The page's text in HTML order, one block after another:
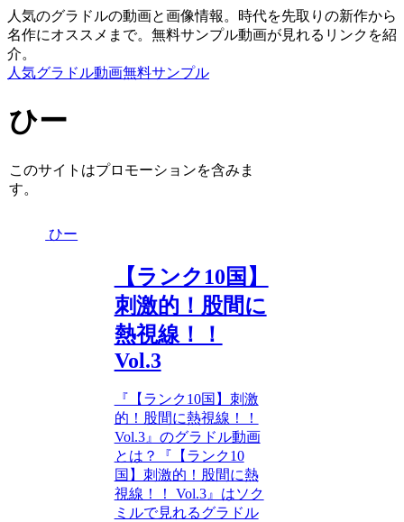
人気のグラドルの動画と画像情報。時代を先取りの新作から
名作にオススメまで。無料サンプル動画が見れるリンクを紹
介。
人気グラドル動画無料サンプル
ひー
このサイトはプロモーションを含みま
す。
ひー
【ランク10国】
刺激的！股間に
熱視線！！
Vol.3
『【ランク10国】刺激
的！股間に熱視線！！
Vol.3』のグラドル動画
とは？『【ランク10
国】刺激的！股間に熱
視線！！ Vol.3』はソク
ミルで見れるグラドル